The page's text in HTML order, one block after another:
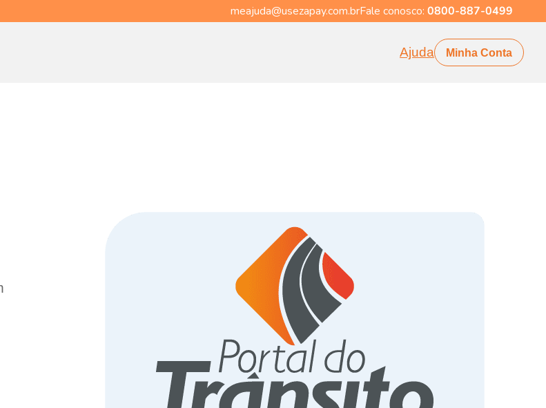
meajuda@usezapay.com.brFale conosco: 0800-887-0499
Ajuda Minha Conta